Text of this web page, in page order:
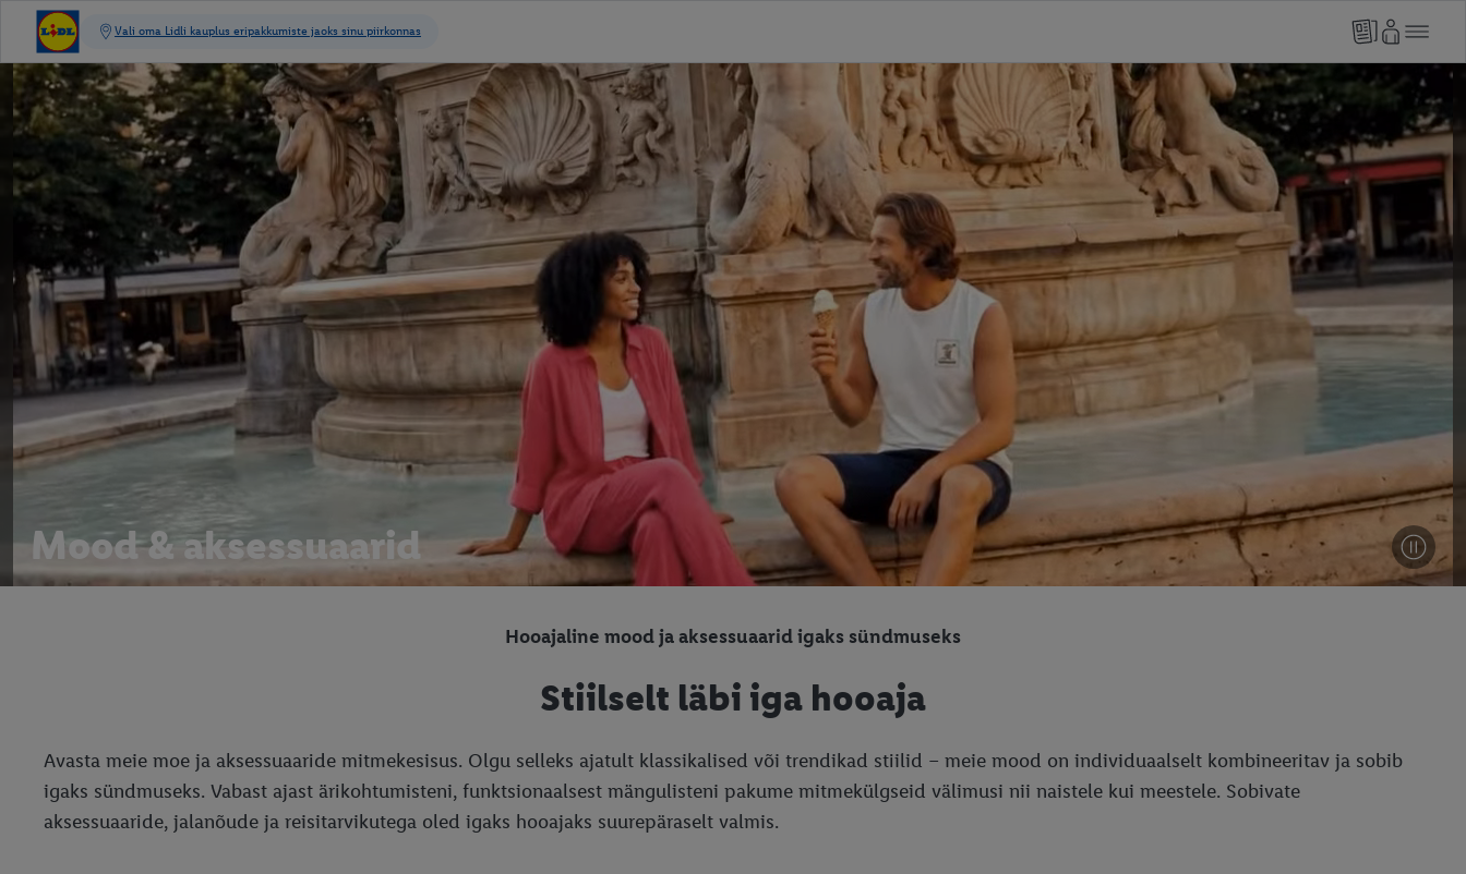
Mood & aksessuaarid
Hooajaline mood ja aksessuaarid igaks sündmuseks
Stiilselt läbi iga hooaja
Avasta meie moe ja aksessuaaride mitmekesisus. Olgu selleks ajatult klassikalised või trendikad stiilid – meie mood on individuaalselt kombineeritav ja sobib
igaks sündmuseks. Vabast ajast ärikohtumisteni, funktsionaalsest mängulisteni pakume mitmekülgseid välimusi nii naistele kui meestele. Sobivate
aksessuaaride, jalanõude ja reisitarvikutega oled igaks hooajaks suurepäraselt valmis.